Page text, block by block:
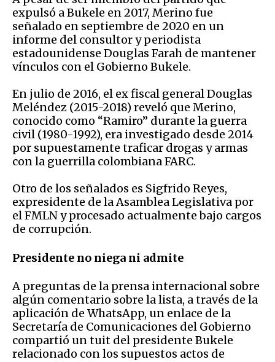
expulsó a Bukele en 2017, Merino fue
señalado en septiembre de 2020 en un
informe del consultor y periodista
estadounidense Douglas Farah de mantener
vínculos con el Gobierno Bukele.
En julio de 2016, el ex fiscal general Douglas
Meléndez (2015-2018) reveló que Merino,
conocido como “Ramiro” durante la guerra
civil (1980-1992), era investigado desde 2014
por supuestamente traficar drogas y armas
con la guerrilla colombiana FARC.
Otro de los señalados es Sigfrido Reyes,
expresidente de la Asamblea Legislativa por
el FMLN y procesado actualmente bajo cargos
de corrupción.
Presidente no niega ni admite
A preguntas de la prensa internacional sobre
algún comentario sobre la lista, a través de la
aplicación de WhatsApp, un enlace de la
Secretaría de Comunicaciones del Gobierno
compartió un tuit del presidente Bukele
relacionado con los supuestos actos de